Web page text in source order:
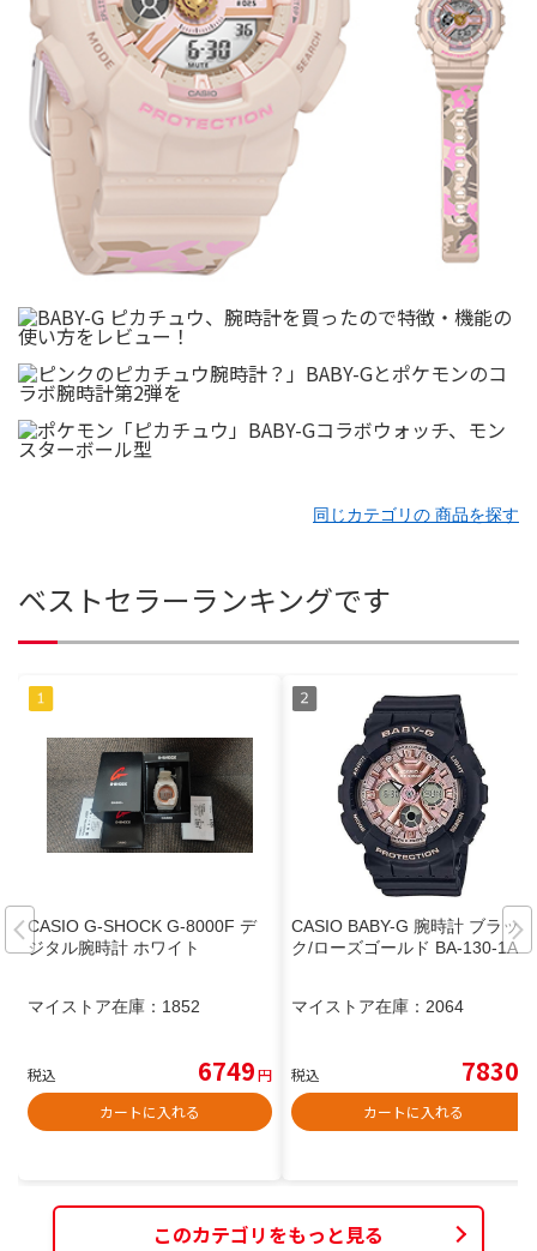
同じカテゴリの 商品を探す
ベストセラーランキングです
CASIO G-SHOCK G-8000F デ
ジタル腕時計 ホワイト
マイストア在庫： 1852
税込 6749円
カートに入れる
CASIO BABY-G 腕時計 ブラッ
ク/ローズゴールド BA-130-1A4
マイストア在庫： 2064
税込 7830
カートに入れる
このカテゴリをもっと見る